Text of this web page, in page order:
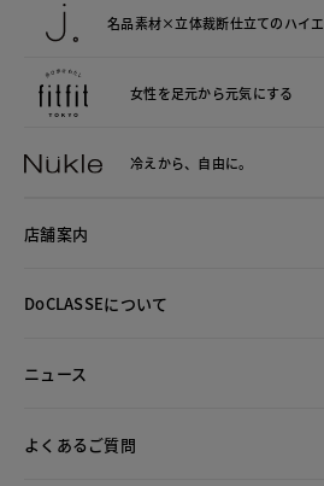
名品素材×立体裁断仕立てのハイ
女性を足元から元気にする
冷えから、 自由に。
店舗案内
DoCLASSEについて
ニュース
よくあるご質問